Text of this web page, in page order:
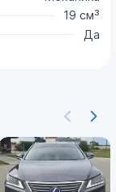
19 см³
Да